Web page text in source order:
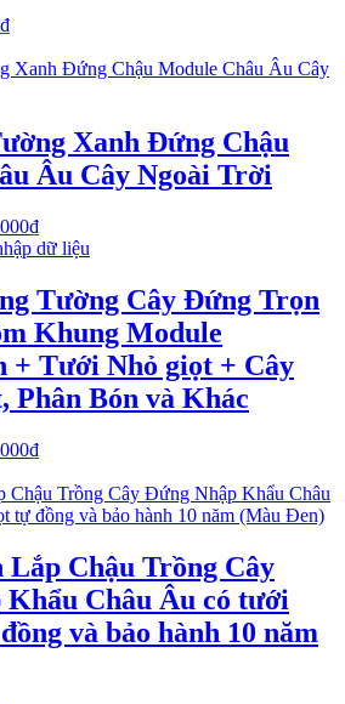
₫
Xanh Đứng Chậu
Âu Cây Ngoài Trời
₫
Tường Cây Đứng Trọn
Khung Module
+ Tưới Nhỏ giọt + Cây
Phân Bón và Khác
₫
Lắp Chậu Trồng Cây
Châu Âu có tưới
và bảo hành 10 năm